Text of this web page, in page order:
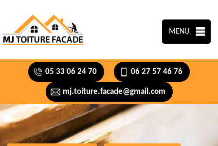
MENU
05 33 06 24 70 06 27 57 46 76
mj.toiture.facade@gmail.com